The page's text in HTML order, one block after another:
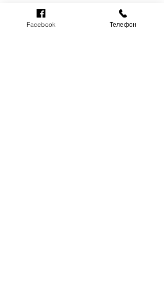
Facebook Телефон